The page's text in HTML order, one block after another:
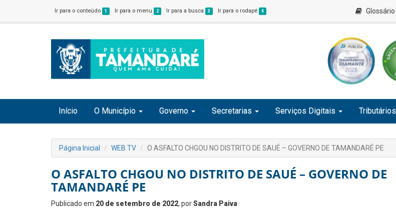
Ir para o conteúdo 1 Ir para o menu 2 Ir para a busca 3 Ir para o rodapé 4 Glossário
Início O Município Governo Secretarias Serviços Digitais Tributários
Página Inicial WEB TV O ASFALTO CHGOU NO DISTRITO DE SAUÉ – GOVERNO DE TAMANDARÉ PE
O ASFALTO CHGOU NO DISTRITO DE SAUÉ – GOVERNO DE
TAMANDARÉ PE
Publicado em 20 de setembro de 2022, porSandra Paiva